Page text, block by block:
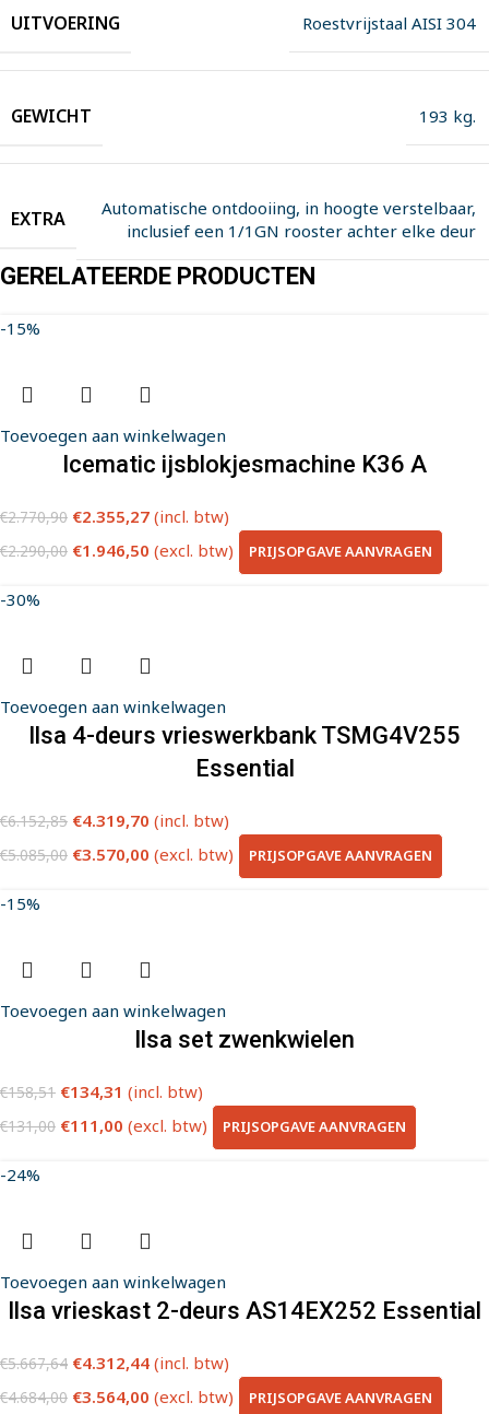
UITVOERING Roestvrijstaal AISI 304
GEWICHT 193 kg.
EXTRA
Automatische ontdooiing, in hoogte verstelbaar,
inclusief een 1/1GN rooster achter elke deur
GERELATEERDE PRODUCTEN
-15%
Toevoegen aan winkelwagen
Icematic ijsblokjesmachine K36 A
€2.770,90 €2.355,27 (incl. btw)
€2.290,00 €1.946,50 (excl. btw) PRIJSOPGAVE AANVRAGEN
-30%
Toevoegen aan winkelwagen
Ilsa 4-deurs vrieswerkbank TSMG4V255
Essential
€6.152,85 €4.319,70 (incl. btw)
€5.085,00 €3.570,00 (excl. btw) PRIJSOPGAVE AANVRAGEN
-15%
Toevoegen aan winkelwagen
Ilsa set zwenkwielen
€158,51 €134,31 (incl. btw)
€131,00 €111,00 (excl. btw) PRIJSOPGAVE AANVRAGEN
-24%
Toevoegen aan winkelwagen
Ilsa vrieskast 2-deurs AS14EX252 Essential
€5.667,64 €4.312,44 (incl. btw)
€4.684,00 €3.564,00 (excl. btw) PRIJSOPGAVE AANVRAGEN